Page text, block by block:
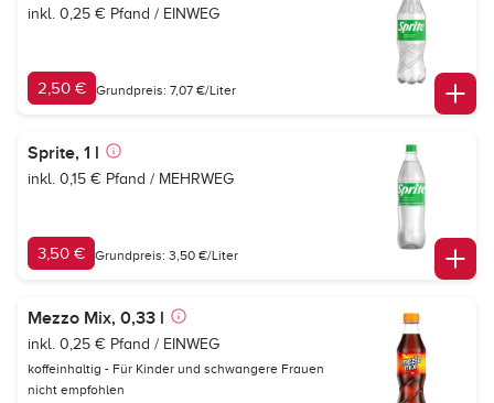
inkl. 0,25 € Pfand / EINWEG
2,50 € Grundpreis: 7,07 €/Liter
Sprite, 1 l
inkl. 0,15 € Pfand / MEHRWEG
3,50 € Grundpreis: 3,50 €/Liter
Mezzo Mix, 0,33 l
inkl. 0,25 € Pfand / EINWEG
koffeinhaltig - Für Kinder und schwangere Frauen
nicht empfohlen